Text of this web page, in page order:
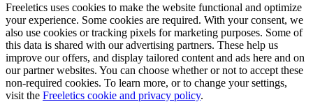
Freeletics uses cookies to make the website functional and optimize
your experience. Some cookies are required. With your consent, we
also use cookies or tracking pixels for marketing purposes. Some of
this data is shared with our advertising partners. These help us
improve our offers, and display tailored content and ads here and on
our partner websites. You can choose whether or not to accept these
non-required cookies. To learn more, or to change your settings,
visit the Freeletics cookie and privacy policy.